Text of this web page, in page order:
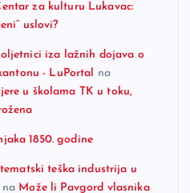
za kulturu Lukavac:
uslovi?
iza lažnih dojava o
- LuPortal na
u školama TK u toku,
1850. godine
teška industrija u
na Može li Pavgord vlasnika